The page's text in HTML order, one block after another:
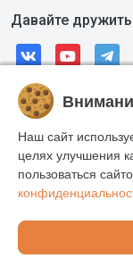
Давайте дружить
© 2026, АО
Адрес: г. Москва,
ИНН: 7704033887
ОГРН:
Наш сайт
целях улучшения
пользоваться